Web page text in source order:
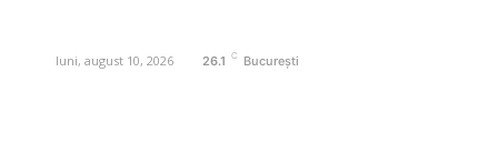
luni, august 10, 2026 26.1 C București